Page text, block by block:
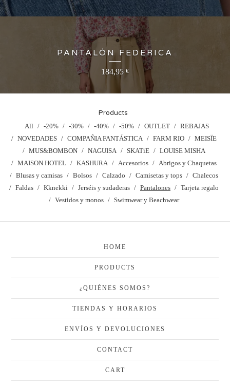
PANTALÓN FEDERICA
184,95 €
Products
All -20% -30% -40% -50% OUTLET
REBAJAS
NOVEDADES
COMPAÑIA FANTÁSTICA FARM RIO
MEISÏE
MUS&BOMBON
NAGUISA SKATïE
LOUISE MISHA
MAISON HOTEL
KASHURA Accesorios
Abrigos y Chaquetas
Blusas y camisas
Bolsos Calzado Camisetas y tops
Chalecos
Faldas
Kknekki Jerséis y sudaderas Pantalones
Tarjeta regalo
Vestidos y monos
Swimwear y Beachwear
HOME
PRODUCTS
¿QUIÉNES SOMOS?
TIENDAS Y HORARIOS
ENVÍOS Y DEVOLUCIONES
CONTACT
CART